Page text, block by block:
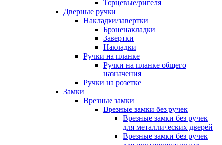
Торцевые/ригеля
Дверные ручки
Накладки/завертки
Броненакладки
Завертки
Накладки
Ручки на планке
Ручки на планке общего
назначения
Ручки на розетке
Замки
Врезные замки
Врезные замки без ручек
Врезные замки без ручек
для металлических дверей
Врезные замки без ручек